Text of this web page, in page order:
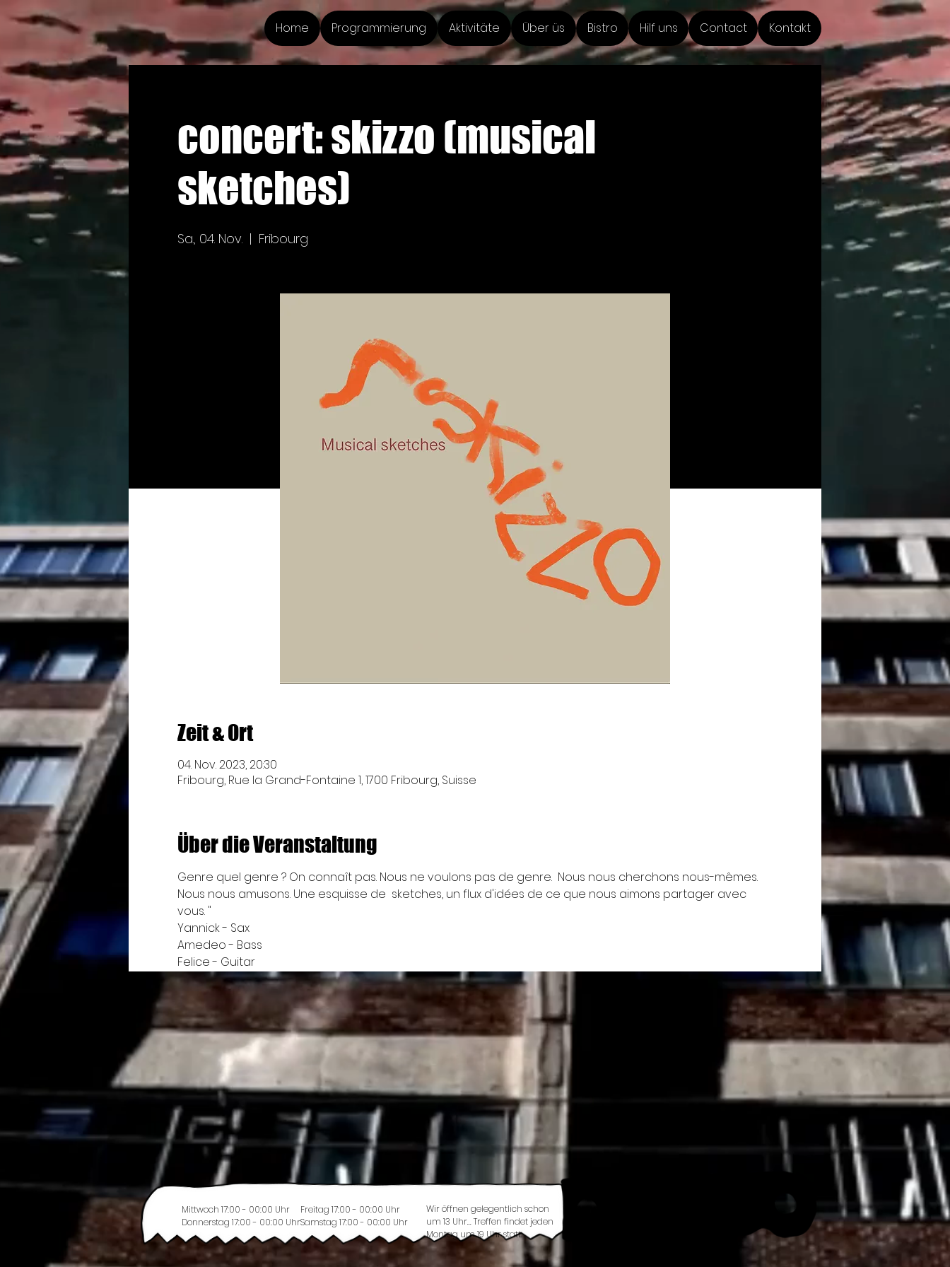
Home Programmierung Aktivitäte Über üs Bistro Hilf uns Contact Kontakt
concert: skizzo (musical
sketches)
Sa., 04. Nov.
  |
Fribourg
Zeit & Ort
04. Nov. 2023, 20:30
Fribourg, Rue la Grand-Fontaine 1, 1700 Fribourg, Suisse
Über die Veranstaltung
Genre quel genre ? On connaît pas. Nous ne voulons pas de genre.  Nous nous cherchons nous-mêmes.
Nous nous amusons. Une esquisse de  sketches, un flux d'idées de ce que nous aimons partager avec
vous. "
Yannick - Sax
Amedeo - Bass
Felice - Guitar
Mittwoch 17:00 - 00:00 Uhr
Donnerstag 17:00 - 00:00 Uhr
Freitag 17:00 - 00:00 Uhr
Samstag 17:00 - 00:00 Uhr
Wir öffnen gelegentlich schon
um 13 Uhr... Treffen findet jeden
Montag um 19 Uhr statt.